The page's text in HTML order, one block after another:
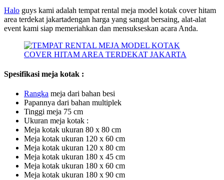
Halo guys kami adalah tempat rental meja model kotak cover hitam
area terdekat jakartadengan harga yang sangat bersaing, alat-alat
event kami siap memeriahkan dan mensukseskan acara Anda.
Spesifikasi meja kotak :
Rangka meja dari bahan besi
Papannya dari bahan multiplek
Tinggi meja 75 cm
Ukuran meja kotak :
Meja kotak ukuran 80 x 80 cm
Meja kotak ukuran 120 x 60 cm
Meja kotak ukuran 120 x 80 cm
Meja kotak ukuran 180 x 45 cm
Meja kotak ukuran 180 x 60 cm
Meja kotak ukuran 180 x 90 cm